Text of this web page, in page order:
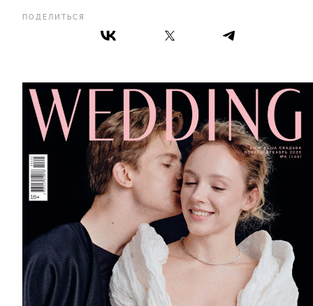
ПОДЕЛИТЬСЯ